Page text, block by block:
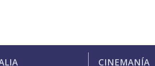
CINEMANÍA